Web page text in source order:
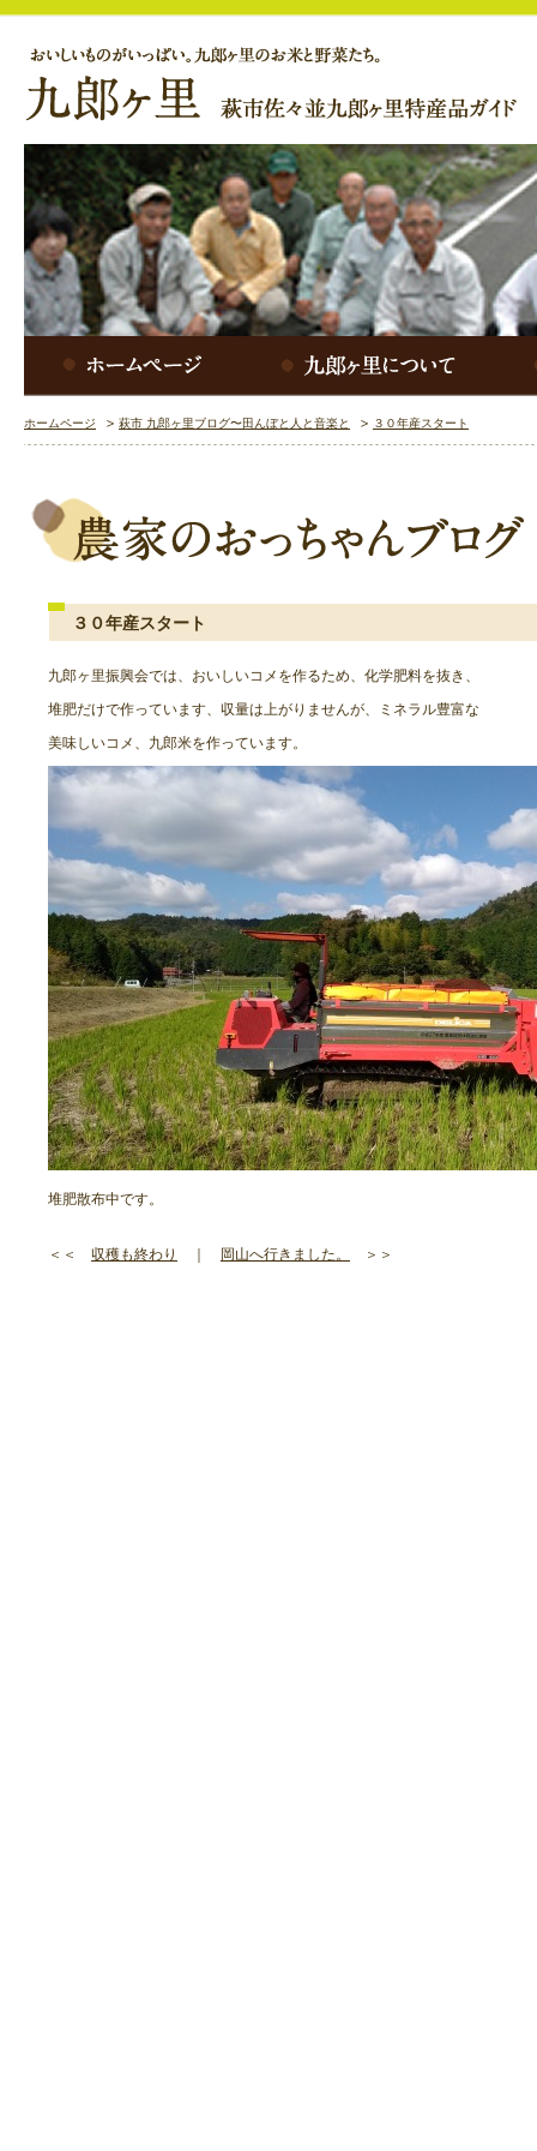
ホームページ 萩市 九郎ヶ里ブログ〜田んぼと人と音楽と ３０年産スタート
３０年産スタート
九郎ヶ里振興会では、おいしいコメを作るため、化学肥料を抜き、
堆肥だけで作っています、収量は上がりませんが、ミネラル豊富な
美味しいコメ、九郎米を作っています。
堆肥散布中です。
＜＜ 収穫も終わり 岡山へ行きました。 ＞＞